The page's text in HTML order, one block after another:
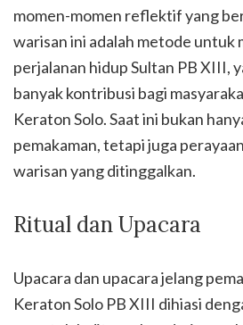
momen-momen reflektif yang
warisan ini adalah metode untuk
perjalanan hidup Sultan PB XIII,
banyak kontribusi bagi
Keraton Solo. Saat ini bukan
pemakaman, tetapi juga
warisan yang ditinggalkan.
Ritual dan Upacara
Upacara dan upacara jelang
Keraton Solo PB XIII dihiasi